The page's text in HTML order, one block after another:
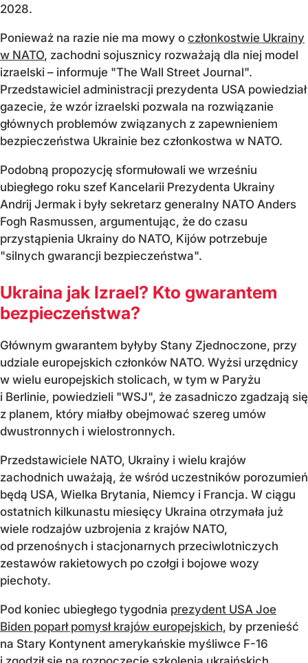
2028.
Ponieważ na razie nie ma mowy o członkostwie Ukrainy
w NATO, zachodni sojusznicy rozważają dla niej model
izraelski – informuje "The Wall Street Journal".
Przedstawiciel administracji prezydenta USA powiedział
gazecie, że wzór izraelski pozwala na rozwiązanie
głównych problemów związanych z zapewnieniem
bezpieczeństwa Ukrainie bez członkostwa w NATO.
Podobną propozycję sformułowali we wrześniu
ubiegłego roku szef Kancelarii Prezydenta Ukrainy
Andrij Jermak i były sekretarz generalny NATO Anders
Fogh Rasmussen, argumentując, że do czasu
przystąpienia Ukrainy do NATO, Kijów potrzebuje
"silnych gwarancji bezpieczeństwa".
Ukraina jak Izrael? Kto gwarantem
bezpieczeństwa?
Głównym gwarantem byłyby Stany Zjednoczone, przy
udziale europejskich członków NATO. Wyżsi urzędnicy
w wielu europejskich stolicach, w tym w Paryżu
i Berlinie, powiedzieli "WSJ", że zasadniczo zgadzają się
z planem, który miałby obejmować szereg umów
dwustronnych i wielostronnych.
Przedstawiciele NATO, Ukrainy i wielu krajów
zachodnich uważają, że wśród uczestników porozumień
będą USA, Wielka Brytania, Niemcy i Francja. W ciągu
ostatnich kilkunastu miesięcy Ukraina otrzymała już
wiele rodzajów uzbrojenia z krajów NATO,
od przenośnych i stacjonarnych przeciwlotniczych
zestawów rakietowych po czołgi i bojowe wozy
piechoty.
Pod koniec ubiegłego tygodnia prezydent USA Joe
Biden poparł pomysł krajów europejskich, by przenieść
na Stary Kontynent amerykańskie myśliwce F-16